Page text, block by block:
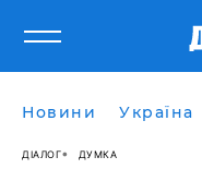
Новини Україна
ДІАЛОГ ДУМКА